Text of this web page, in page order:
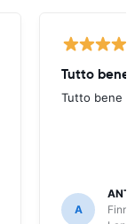
Tutto bene
Tutto bene
A